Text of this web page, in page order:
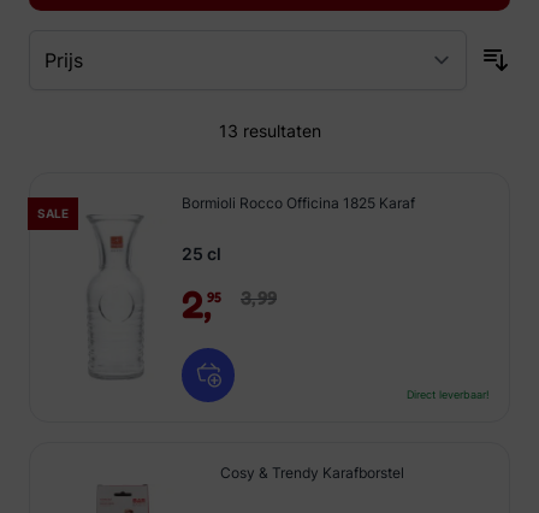
13 resultaten
SALE
Bormioli Rocco Officina 1825 Karaf
25 cl
2,95 3,99
Direct leverbaar!
Cosy & Trendy Karafborstel